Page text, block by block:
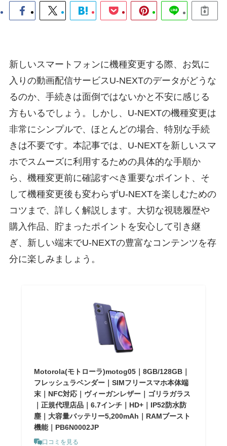
新しいスマートフォンに機種変更する際、お気に
入りの動画配信サービスU-NEXTのデータがどうな
るのか、手続きは面倒ではないかと不安に感じる
方もいるでしょう。しかし、U-NEXTの機種変更は
非常にシンプルで、ほとんどの場合、特別な手続
きは不要です。本記事では、U-NEXTを新しいスマ
ホでスムーズに利用するための具体的な手順か
ら、機種変更前に確認すべき重要なポイント、そ
して機種変更後も変わらずU-NEXTを楽しむための
コツまで、詳しく解説します。大切な視聴履歴や
購入作品、貯まったポイントを安心して引き継
ぎ、新しい端末でU-NEXTの豊富なコンテンツを存
分に楽しみましょう。
Motorola(モトローラ)motog05｜8GB/128GB｜
フレッシュラベンダー｜SIMフリースマホ本体端
末｜NFC対応｜ヴィーガンレザー｜ゴリラガラス
｜正規代理店品｜6.7インチ｜HD+｜IP52防水防
塵｜大容量バッテリー5,200mAh｜RAMブースト
機能｜PB6N0002JP
口コミを見る